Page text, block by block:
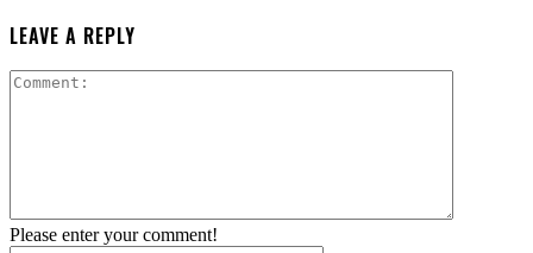
LEAVE A REPLY
Please enter your comment!